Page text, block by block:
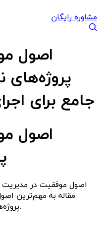
مشاوره رایگان
اصول
پروژه‌های
جامع برای
اصول
اصول موفقیت در مدیریت
مقاله به مهم‌ترین
پروژه‌های نرم‌افزاری و دیجیتال می‌پردازیم.